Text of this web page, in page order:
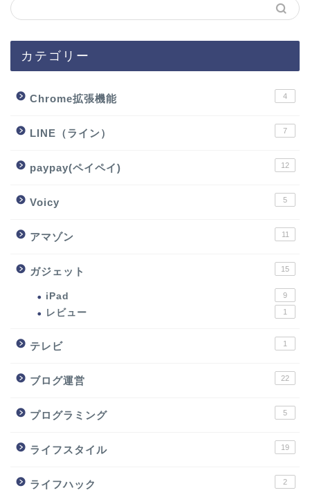
カテゴリー
Chrome拡張機能 4
LINE（ライン） 7
paypay(ペイペイ) 12
Voicy 5
アマゾン 11
ガジェット 15
iPad 9
レビュー 1
テレビ 1
ブログ運営 22
プログラミング 5
ライフスタイル 19
ライフハック 2